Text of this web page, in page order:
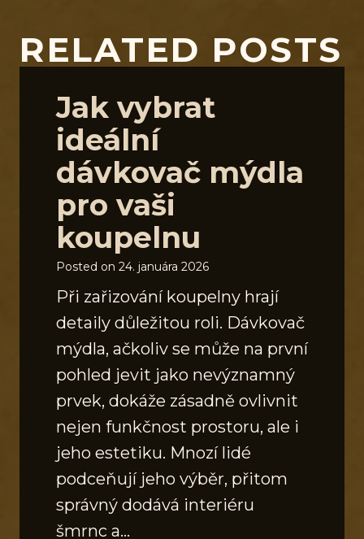
RELATED POSTS
Jak vybrat
ideální
dávkovač mýdla
pro vaši
koupelnu
Posted on 24. januára 2026
Při zařizování koupelny hrají
detaily důležitou roli. Dávkovač
mýdla, ačkoliv se může na první
pohled jevit jako nevýznamný
prvek, dokáže zásadně ovlivnit
nejen funkčnost prostoru, ale i
jeho estetiku. Mnozí lidé
podceňují jeho výběr, přitom
správný dodává interiéru
šmrnc a…